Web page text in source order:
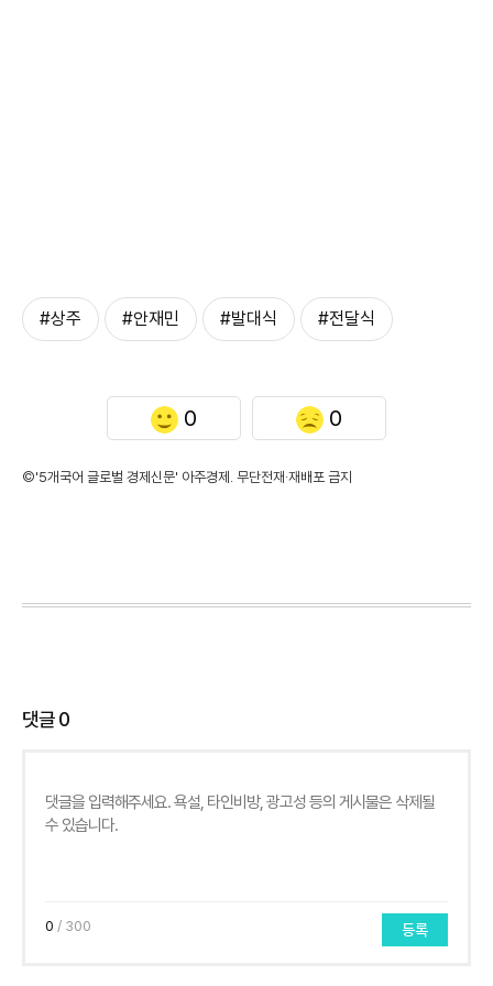
#상주 #안재민 #발대식 #전달식
0 0
©'5개국어 글로벌 경제신문' 아주경제. 무단전재·재배포 금지
댓글0
0 / 300 등록